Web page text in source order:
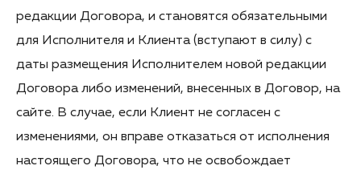
редакции Договора, и становятся обязательными
для Исполнителя и Клиента (вступают в силу) с
даты размещения Исполнителем новой редакции
Договора либо изменений, внесенных в Договор, на
сайте. В случае, если Клиент не согласен с
изменениями, он вправе отказаться от исполнения
настоящего Договора, что не освобождает